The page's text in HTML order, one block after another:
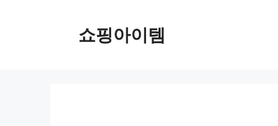
쇼핑아이템